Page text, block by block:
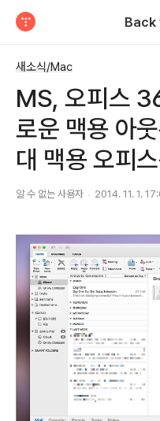
새소식/Mac
MS, 오피스
로운 맥용 아
대 맥용 오피
알 수 없는 사용자 2014. 11. 1.